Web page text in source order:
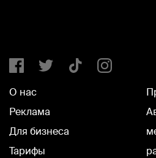
О нас
Реклама
Для бизнеса
Тарифы